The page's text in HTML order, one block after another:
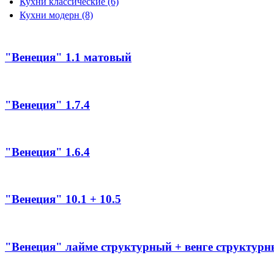
Кухни модерн (8)
"Венеция" 1.1 матовый
"Венеция" 1.7.4
"Венеция" 1.6.4
"Венеция" 10.1 + 10.5
"Венеция" лайме структурный + венге